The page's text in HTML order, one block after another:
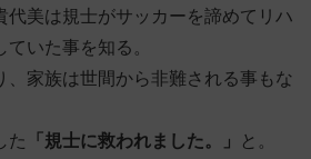
代美は規士がサッカーを諦めてリハ
いた事を知る。
、家族は世間から非難される事もな
た
「規士に救われました。」 と。